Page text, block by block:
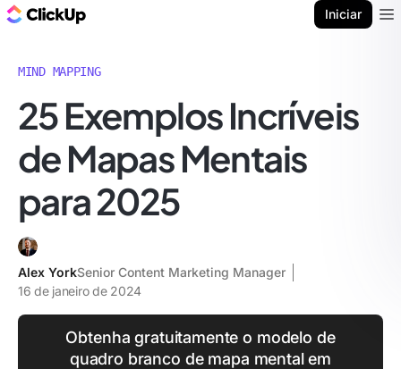
Iniciar
MIND MAPPING
25 Exemplos Incríveis
de Mapas Mentais
para 2025
Alex YorkSenior Content Marketing Manager
16 de janeiro de 2024
Obtenha gratuitamente o modelo de
quadro branco de mapa mental em